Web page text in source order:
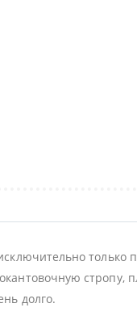
только
стропу,
долго.